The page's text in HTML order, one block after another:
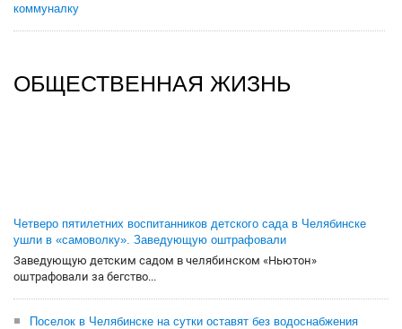
коммуналку
ОБЩЕСТВЕННАЯ ЖИЗНЬ
Четверо пятилетних воспитанников детского сада в Челябинске
ушли в «самоволку». Заведующую оштрафовали
Заведующую детским садом в челябинском «Ньютон»
оштрафовали за бегство...
Поселок в Челябинске на сутки оставят без водоснабжения